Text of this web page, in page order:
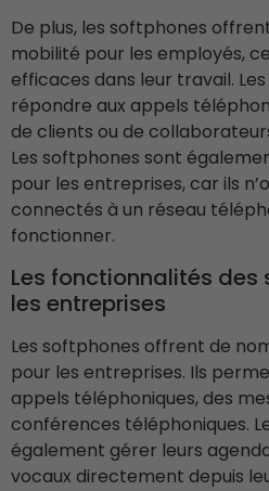
De plus, les softphones
mobilité pour les employés,
efficaces dans leur travail.
répondre aux appels
de clients ou de
Les softphones sont
pour les entreprises, car ils
connectés à un réseau
fonctionner.
Les fonctionnalités des
les entreprises
Les softphones offrent de
pour les entreprises. Ils
appels téléphoniques, des
conférences téléphoniques.
également gérer leurs
vocaux directement depuis